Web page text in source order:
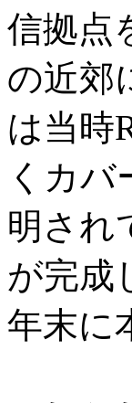
信拠点
の近郊
は当時
くカ
明され
が完成
年末に